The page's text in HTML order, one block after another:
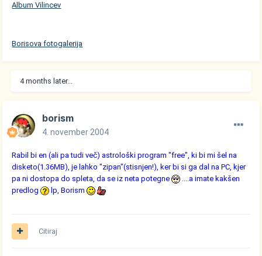
Album Vilincev
Borisova fotogalerija
4 months later...
borism
4. november 2004
Rabil bi en (ali pa tudi več) astrološki program "free", ki bi mi šel na
disketo(1.36MB), je lahko "zipan"(stisnjen!), ker bi si ga dal na PC, kjer
pa ni dostopa do spleta, da se iz neta potegne
....a imate kakšen
predlog
lp, Borism
Citiraj